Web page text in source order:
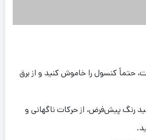
حتماً کنسول را خاموش کنید و از برق
رنگ پیش‌فرض، از حرکات ناگهانی و